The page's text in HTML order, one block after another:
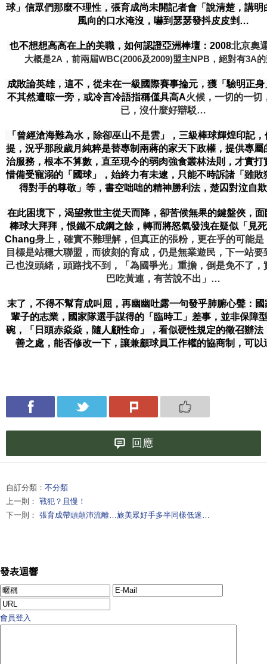
球」信眾們那麼不理性，張育成尚未開記者會「說清楚，講明
風向的口水淹沒，嚇到瑟瑟發抖皮皮剉…
也不想想高高在上的美職，如何認證亞洲棒壇：2008北京奧
大概是2A，前兩屆WBC(2006及2009)盟主NPB，絕對有3A
成敗論英雄，這不，從未在一級國際賽事掄元，獲「驗明正
不其然遭晾一旁，或冷言冷語指稱僅具高A火候，一切的一切
已，沒什麼好辯駁…
「曾經滄海難為水，除卻巫山不是雲」，三級棒球輝煌印記
提，況乎那段歲月純粹是替專制兩蔣的家天下政權，提供專屬
治服務，根本不算數，直至現今的弱肉強食叢林法則，才實打
惜備受寵溺的「國球」，始終力有未逮，只能不時訴諸「雖敗
得對手的尊敬」等，書空咄咄的精神勝利法，楚囚對泣
在此困境下，渴望救世主從天而降，卻苦候無果的鍵盤俠，
棒球大拜拜，恨鐵不成鋼之餘，轉而將怒氣發洩在疑似「見
Chang身上，確實不難理解，但真正的張粉，更在乎的可能是
目標是站穩大聯盟，而彼刻的育成，仍是無業遊民，下一站要
己也沒頭緒，頭路找不到，「為國爭光」重擔，倒是免不了，
巴吃黃連，有苦說不出」…
末了，不得不幫育成叫屈，再幽幽吐露一句發乎肺腑心聲：
輩子的志業，國家隊選手謀得的「臨時工」差事，並非保障
碗，「日頭赤焱焱，隨人顧性命」，看似硬性規定的徵召辦法
善之處，能否修改一下，讓兼顧球員工作權的協商制，可以
回應
自訂分類： 不分類
上一則： 戰犯？且慢！
下一則： 張育成帶頭顛沛流離…旅美眾好手多半同樣低迷…
發表迴響
會員登入